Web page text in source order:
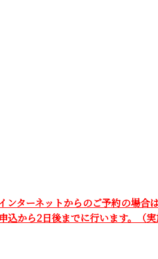
ターネットからのご予約の場合は
込から2日後までに行います。（